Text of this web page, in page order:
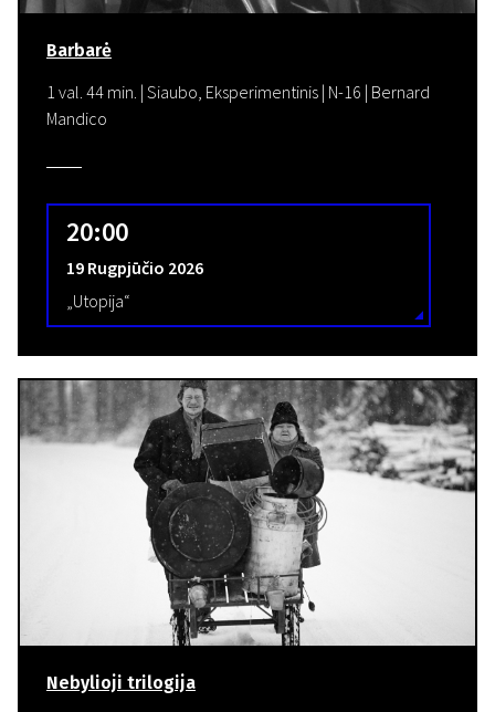
Barbarė
1 val. 44 min. | Siaubo, Eksperimentinis | N-16 | Bernard
Mandico
20:00
19 Rugpjūčio 2026
„Utopija“
Nebylioji trilogija